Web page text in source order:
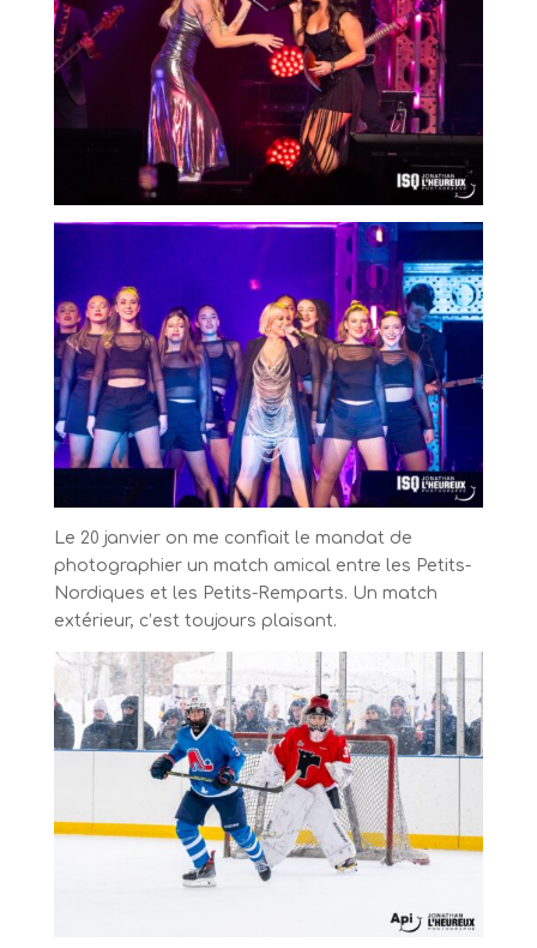
Le 20 janvier on me confiait le mandat de
photographier un match amical entre les Petits-
Nordiques et les Petits-Remparts. Un match
extérieur, c’est toujours plaisant.